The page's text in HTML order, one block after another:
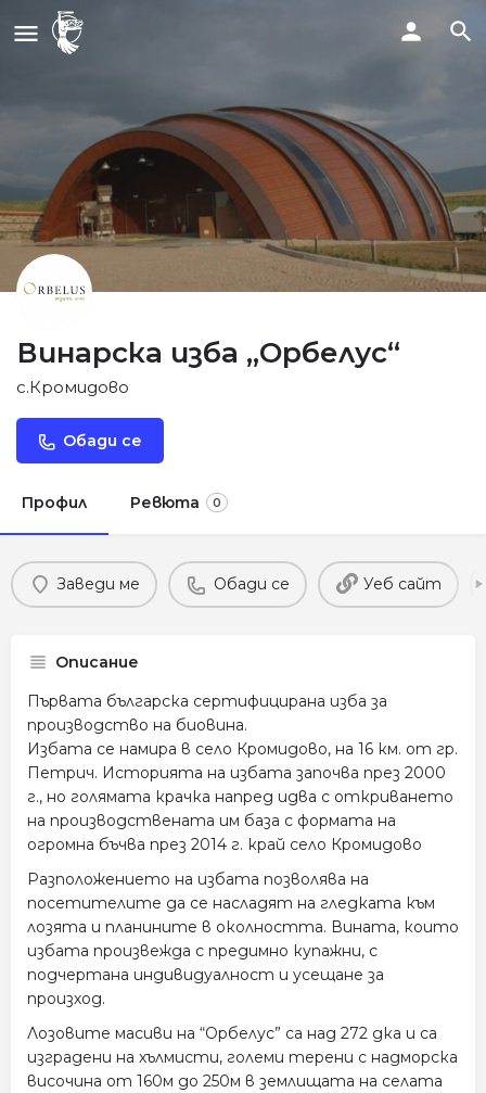
Винарска изба „Орбелус“
с.Кромидово
Обади се
Профил Ревюта 0
Заведи ме Обади се Уеб сайт
Описание
Първата българска сертифицирана изба за
производство на биовина.
Избата се намира в село Кромидово, на 16 км. от гр.
Петрич. Историята на избата започва през 2000
г., но голямата крачка напред идва с откриването
на производствената им база с формата на
огромна бъчва през 2014 г. край село Кромидово
Разположението на избата позволява на
посетителите да се насладят на гледката към
лозята и планините в околността. Вината, които
избата произвежда с предимно купажни, с
подчертана индивидуалност и усещане за
произход.
Лозовите масиви на “Орбелус” са над 272 дка и са
изградени на хълмисти, големи терени с надморска
височина от 160м до 250м в землищата на селата